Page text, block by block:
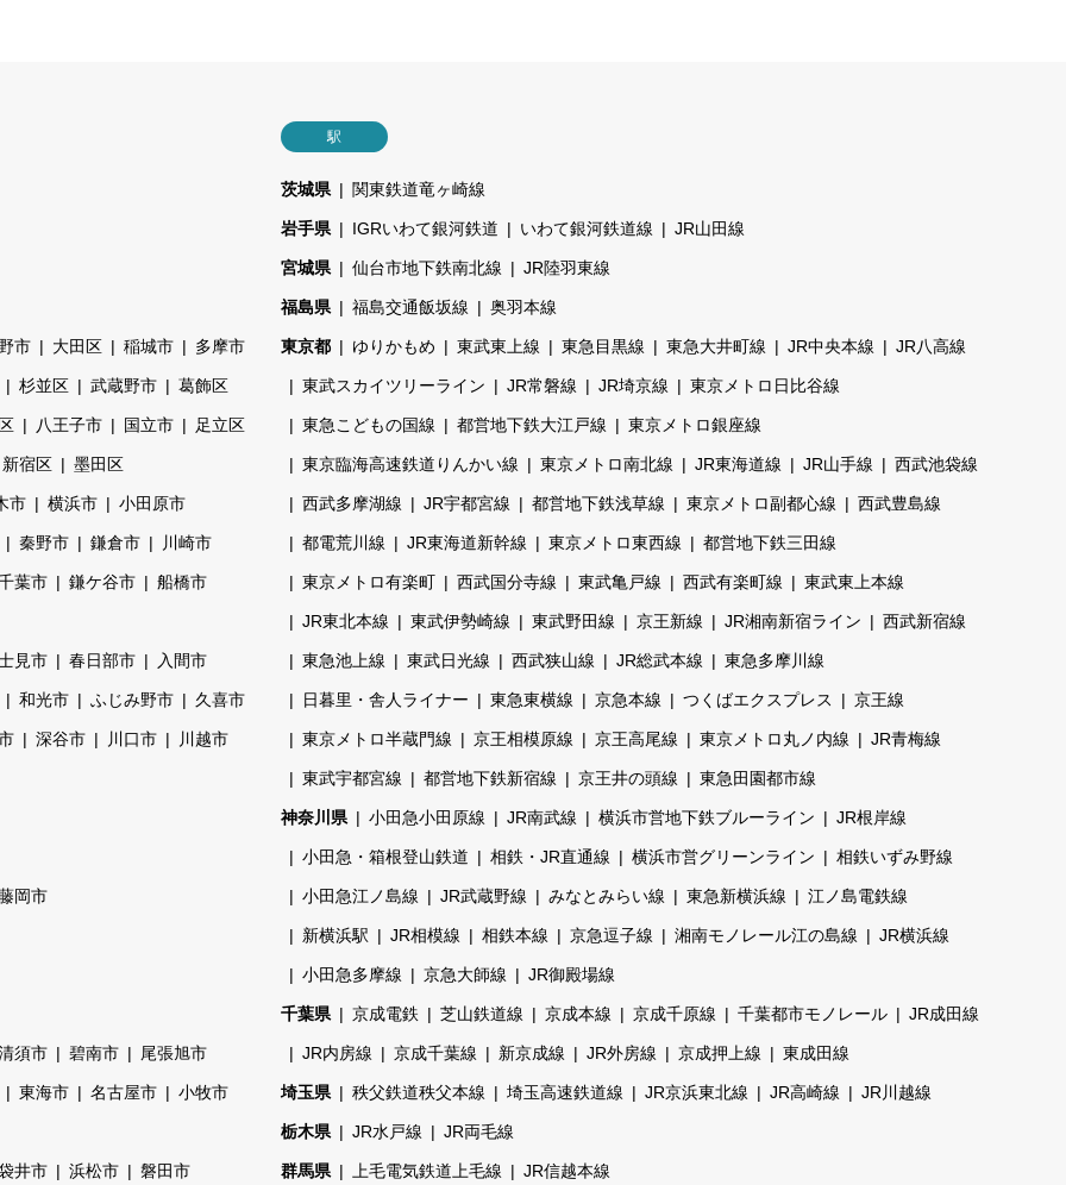
市 大田区 稲城市 多摩市
杉並区 武蔵野市 葛飾区
八王子市 国立市 足立区
新宿区 墨田区
市 横浜市 小田原市
秦野市 鎌倉市 川崎市
葉市 鎌ケ谷市 船橋市
見市 春日部市 入間市
和光市 ふじみ野市 久喜市
深谷市 川口市 川越市
岡市
須市 碧南市 尾張旭市
東海市 名古屋市 小牧市
井市 浜松市 磐田市
駅
茨城県 関東鉄道竜ヶ崎線
岩手県 IGRいわて銀河鉄道 いわて銀河鉄道線 JR山田線
宮城県 仙台市地下鉄南北線 JR陸羽東線
福島県 福島交通飯坂線 奥羽本線
東京都 ゆりかもめ 東武東上線 東急目黒線 東急大井町線 JR中央本線 JR八高線
東武スカイツリーライン JR常磐線 JR埼京線 東京メトロ日比谷線
東急こどもの国線 都営地下鉄大江戸線 東京メトロ銀座線
東京臨海高速鉄道りんかい線 東京メトロ南北線 JR東海道線 JR山手線 西武池袋線
西武多摩湖線 JR宇都宮線 都営地下鉄浅草線 東京メトロ副都心線 西武豊島線
都電荒川線 JR東海道新幹線 東京メトロ東西線 都営地下鉄三田線
東京メトロ有楽町 西武国分寺線 東武亀戸線 西武有楽町線 東武東上本線
JR東北本線 東武伊勢崎線 東武野田線 京王新線 JR湘南新宿ライン 西武新宿線
東急池上線 東武日光線 西武狭山線 JR総武本線 東急多摩川線
日暮里・舎人ライナー 東急東横線 京急本線 つくばエクスプレス 京王線
東京メトロ半蔵門線 京王相模原線 京王高尾線 東京メトロ丸ノ内線 JR青梅線
東武宇都宮線 都営地下鉄新宿線 京王井の頭線 東急田園都市線
神奈川県 小田急小田原線 JR南武線 横浜市営地下鉄ブルーライン JR根岸線
小田急・箱根登山鉄道 相鉄・JR直通線 横浜市営グリーンライン 相鉄いずみ野線
小田急江ノ島線 JR武蔵野線 みなとみらい線 東急新横浜線 江ノ島電鉄線
新横浜駅 JR相模線 相鉄本線 京急逗子線 湘南モノレール江の島線 JR横浜線
小田急多摩線 京急大師線 JR御殿場線
千葉県 京成電鉄 芝山鉄道線 京成本線 京成千原線 千葉都市モノレール JR成田線
JR内房線 京成千葉線 新京成線 JR外房線 京成押上線 東成田線
埼玉県 秩父鉄道秩父本線 埼玉高速鉄道線 JR京浜東北線 JR高崎線 JR川越線
栃木県 JR水戸線 JR両毛線
群馬県 上毛電気鉄道上毛線 JR信越本線